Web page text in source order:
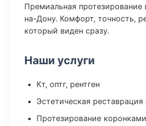
Премиальная протезирование
на-Дону. Комфорт, точность,
который виден сразу.
Наши услуги
Кт, оптг, рентген
Эстетическая
Протезирование